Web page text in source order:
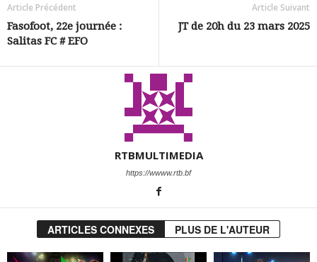
Article Précédent
Fasofoot, 22e journée :
Salitas FC # EFO
Article Suivant
JT de 20h du 23 mars 2025
RTBMULTIMEDIA
https://wwww.rtb.bf
ARTICLES CONNEXES PLUS DE L'AUTEUR